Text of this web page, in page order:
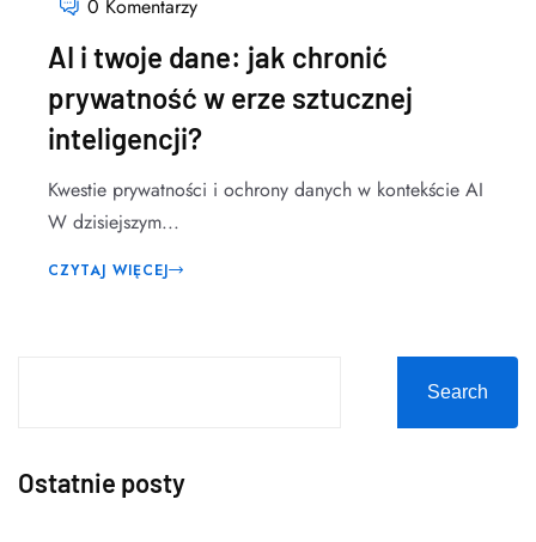
0 Komentarzy
AI i twoje dane: jak chronić
prywatność w erze sztucznej
inteligencji?
Kwestie prywatności i ochrony danych w kontekście AI
W dzisiejszym...
CZYTAJ WIĘCEJ
Search
Ostatnie posty